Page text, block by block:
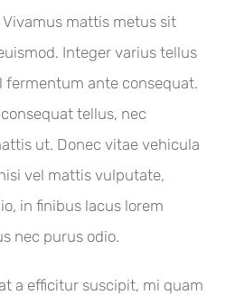
mattis metus sit
Integer varius tellus
fermentum ante consequat.
tellus, nec
ut. Donec vitae vehicula
vel mattis vulputate,
in finibus lacus lorem
nec purus odio.
a efficitur suscipit, mi quam